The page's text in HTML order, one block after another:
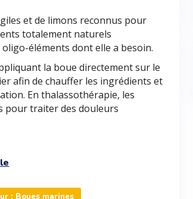
et de limons reconnus pour
totalement naturels
éléments dont elle a besoin.
la boue directement sur le
afin de chauffer les ingrédients et
En thalassothérapie, les
pour traiter des douleurs
: Boues marines